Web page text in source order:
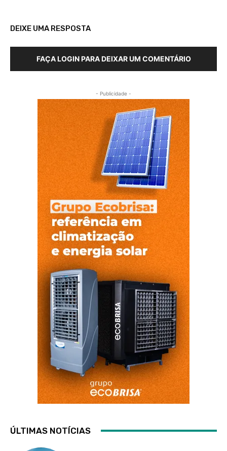
DEIXE UMA RESPOSTA
FAÇA LOGIN PARA DEIXAR UM COMENTÁRIO
- Publicidade -
ÚLTIMAS NOTÍCIAS